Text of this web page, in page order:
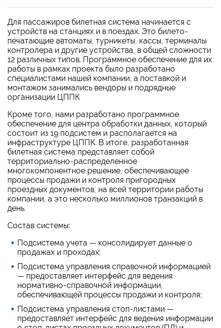
Для пассажиров билетная система начинается с
устройств на станциях и в поездах. Это билето-
печатающие автоматы, турникеты, кассы, терминалы
контролера и другие устройства, в общей сложности
12 различных типов. Программное обеспечение для их
работы в рамках проекта было разработано
специалистами нашей компании, а поставкой и
монтажом занимались вендоры и подрядные
организации ЦППК
Кроме того, нами разработано программное
обеспечение для центра обработки данных, который
состоит из 19 подсистем и располагается на
инфраструктуре ЦППК. В итоге, разработанная
билетная система представляет собой
территориально-распределенное
многокомпонентное решение, обеспечивающее
процессы продажи и контроля пригородных
проездных документов, на всей территории работы
компании, а это несколько миллионов транзакций в
день.
Состав системы:
Подсистема учета — консолидирует данные о
продажах и проходах;
Подсистема управления справочной информацией
— предоставляет интерфейс для ведения
нормативно-справочной информации,
обеспечивающей процессы продажи и контроля;
Подсистема управления стоп-листами —
предоставляет интерфейс для ведения информации